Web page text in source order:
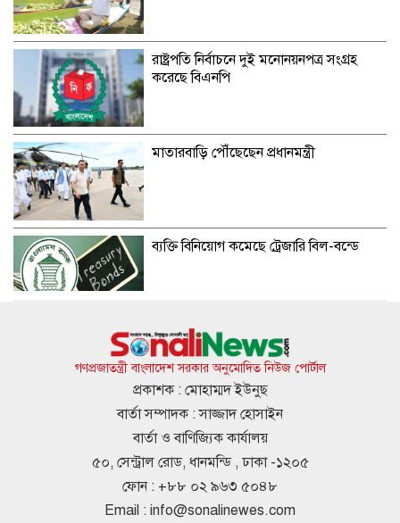
রাষ্ট্রপতি নির্বাচনে দুই মনোনয়নপত্র সংগ্রহ
করেছে বিএনপি
মাতারবাড়ি পৌঁছেছেন প্রধানমন্ত্রী
ব্যক্তি বিনিয়োগ কমেছে ট্রেজারি বিল-বন্ডে
এসএসসির ফল প্রকাশ আগামীকাল, যেভাবে
সবার ফল পাবেন
কুলাউড়া সীমান্তে বিএসএফের গুলিতে
বাংলাদেশি যুবক নিহত
গণপ্রজাতন্ত্রী বাংলাদেশ সরকার অনুমোদিত নিউজ পোর্টাল
প্রকাশক : মোহাম্মদ ইউনুছ
বার্তা সম্পাদক : সাজ্জাদ হোসাইন
বার্তা ও বাণিজ্যিক কার্যালয়
৫০, সেন্ট্রাল রোড, ধানমন্ডি , ঢাকা -১২০৫
ফোন : +৮৮ ০২ ৯৬৩ ৫০৪৮
Email : info@sonalinewes.com